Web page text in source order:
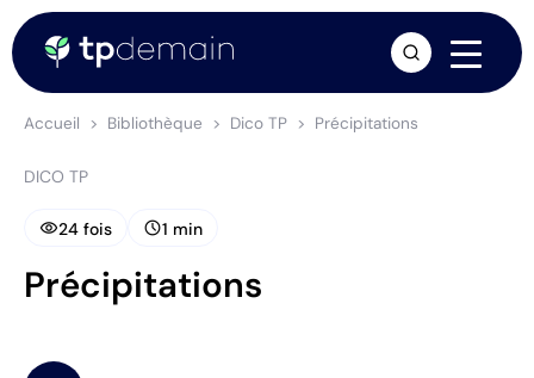
Accueil Bibliothèque Dico TP Précipitations
DICO TP
visibility24 fois schedule1 min
Précipitations
arrow_forward